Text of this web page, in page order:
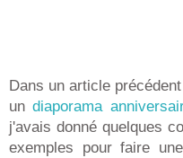
Dans un article
undiaporama
j'avais donné quelques
exemples pour faire